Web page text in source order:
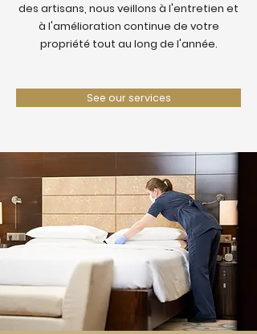
des artisans, nous veillons à l'entretien et
à l'amélioration continue de votre
propriété tout au long de l'année.
See our services